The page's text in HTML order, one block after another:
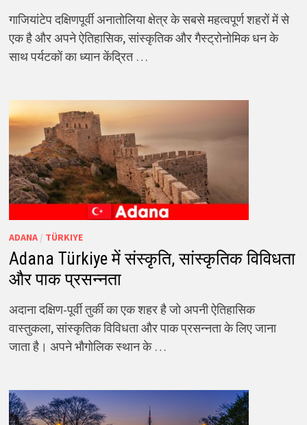
गाजियांटेप दक्षिणपूर्वी अनातोलिया क्षेत्र के सबसे महत्वपूर्ण शहरों में से
एक है और अपने ऐतिहासिक, सांस्कृतिक और गैस्ट्रोनोमिक धन के
साथ पर्यटकों का ध्यान केंद्रित …
ADANA/ TÜRKIYE
Adana Türkiye में संस्कृति, सांस्कृतिक विविधता
और पाक प्रसन्नता
अदाना दक्षिण-पूर्वी तुर्की का एक शहर है जो अपनी ऐतिहासिक
वास्तुकला, सांस्कृतिक विविधता और पाक प्रसन्नता के लिए जाना
जाता है। अपने भौगोलिक स्थान के …